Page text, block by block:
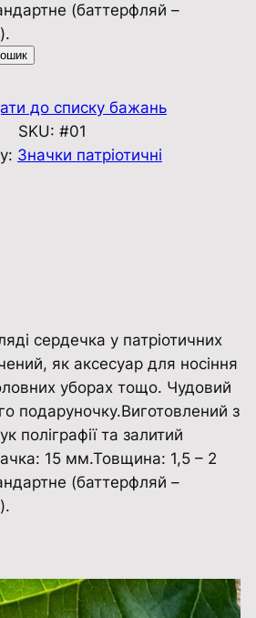
(баттерфляй –
до списку бажань
SKU: #01
Значки патріотичні
сердечка у патріотичних
як аксесуар для носіння
уборах тощо. Чудовий
подаруночку.Виготовлений з
поліграфії та залитий
15 мм.Товщина: 1,5 – 2
(баттерфляй –